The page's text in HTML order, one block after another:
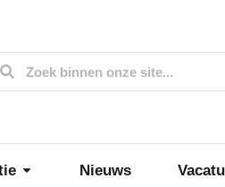
Nieuws